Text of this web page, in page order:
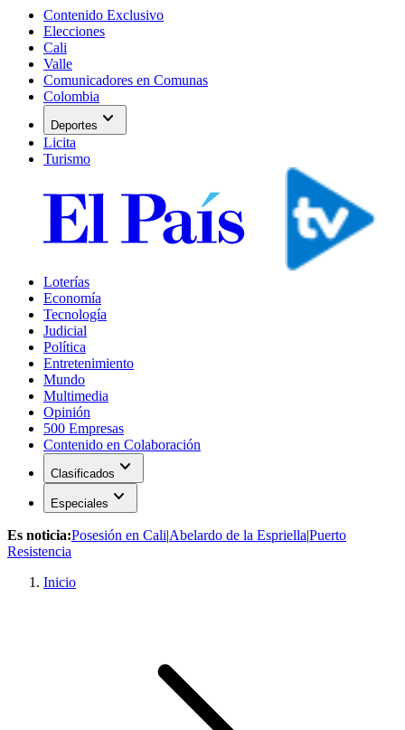
Contenido Exclusivo
Elecciones
Cali
Valle
Comunicadores en Comunas
Colombia
Deportes expand_more
Licita
Turismo
Loterías
Economía
Tecnología
Judicial
Política
Entretenimiento
Mundo
Multimedia
Opinión
500 Empresas
Contenido en Colaboración
Clasificados expand_more
Especiales expand_more
Es noticia:Posesión en Cali|Abelardo de la Espriella|Puerto
Resistencia
Inicio